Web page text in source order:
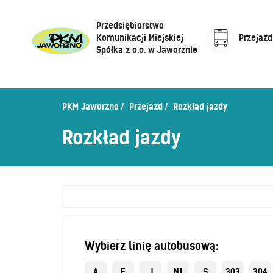
Przedsiębiorstwo
Komunikacji Miejskiej
Spółka z o.o. w Jaworznie
Przejazd
Rozkład jazdy
Zaplanuj podróż –
Sprzedaż biletów u kierowców
PKM Jaworzno Przejazd Rozkład jazdy
Rozkład jazdy
Wybierz linię autobusową: